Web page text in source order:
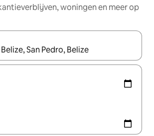
woningen en meer op
beschikbaar zijn, maak je een keuze